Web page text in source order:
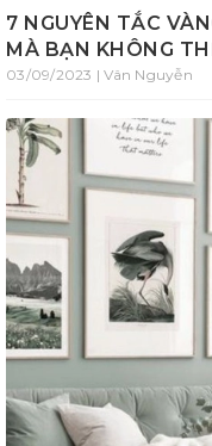
7 NGUYÊN TẮC
MÀ BẠN KHÔNG
03/09/2023 | Vân Nguyễn